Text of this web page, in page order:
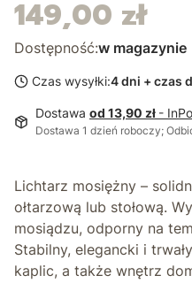
Cena
149,00 zł
Dostępność:w magazynie
Czas wysyłki:4 dni + czas
Dostawa od 13,90 zł -
Dostawa 1 dzień roboczy;
Lichtarz mosiężny –
ołtarzową lub stołową.
mosiądzu, odporny na
Stabilny, elegancki i
kaplic, a także wnętrz